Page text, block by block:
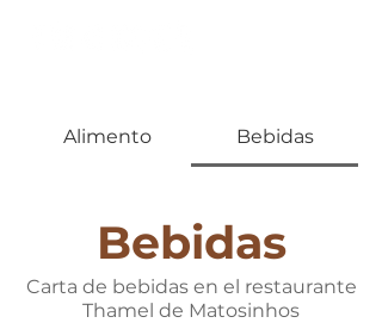
Alimento Bebidas
Bebidas
Carta de bebidas en el restaurante
Thamel de Matosinhos